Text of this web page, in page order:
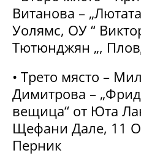
Витанова –
Уолямс, ОУ “
Тютюнджян „,
• Трето място –
Димитрова –
вещица“ от Юта
Щефани Дале, 11
Перник